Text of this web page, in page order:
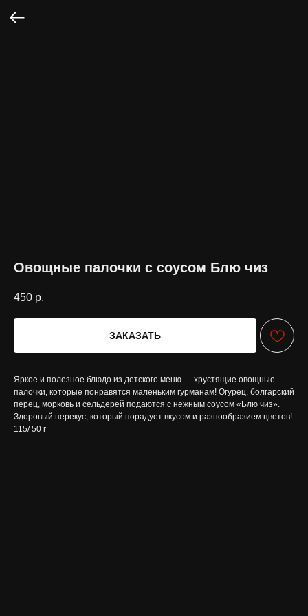
Овощные палочки с соусом Блю чиз
450 р.
ЗАКАЗАТЬ
Яркое и полезное блюдо из детского меню — хрустящие овощные
палочки, которые понравятся маленьким гурманам! Огурец, болгарский
перец, морковь и сельдерей подаются с нежным соусом «Блю чиз».
Здоровый перекус, который порадует вкусом и разнообразием цветов!
115/ 50 г